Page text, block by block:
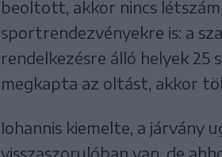
beoltott, akkor nincs
sportrendezvényekre is: a
rendelkezésre álló helyek
megkapta az oltást, akkor
Iohannis kiemelte, a járvány
visszaszorulóban van, de